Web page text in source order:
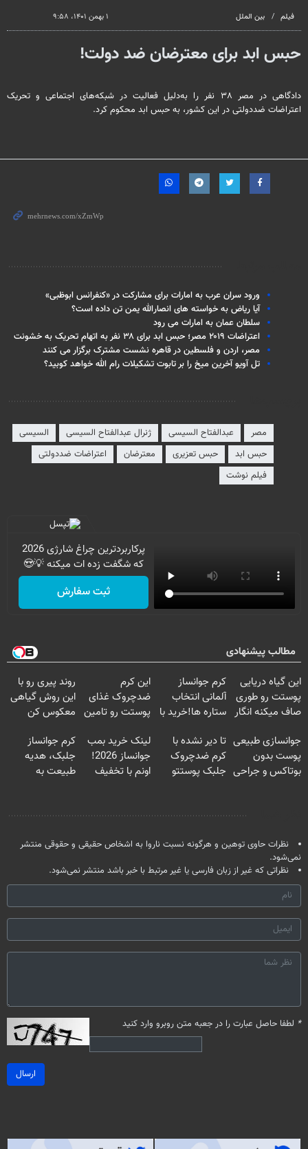
فیلم بین الملل ۱ بهمن ۱۴۰۱، ۹:۵۸
حبس ابد برای معترضان ضد دولت!
دادگاهی در مصر ۳۸ نفر را به‌دلیل فعالیت در شبکه‌های اجتماعی و تحریک
اعتراضات ضددولتی در این کشور، به حبس ابد محکوم کرد.
ورود سران عرب به امارات برای مشارکت در «کنفرانس ابوظبی»
آیا ریاض به خواسته های انصارالله یمن تن داده است؟
سلطان عمان به امارات می رود
اعتراضات ۲۰۱۹ مصر؛ حبس ابد برای ۳۸ نفر به اتهام تحریک به خشونت
مصر، اردن و فلسطین در قاهره نشست مشترک برگزار می کنند
تل آویو آخرین میخ را بر تابوت تشکیلات رام الله خواهد کوبید؟
مصر عبدالفتاح السیسی ژنرال عبدالفتاح السیسی
السیسی
حبس ابد
حبس تعزیری معترضان
اعتراضات ضددولتی
فیلم‌ نوشت
پرکاربردترین چراغ شارژی 2026
که شگفت زده ات میکنه 💡😍
ثبت سفارش
مطالب پیشنهادی
این گیاه دریایی
پوستت رو طوری
صاف میکنه انگار
شدی🔥
کرم جوانساز
آلمانی انتخاب
ستاره ها!خرید با
این کرم
ضدچروک غذای
پوستت رو تامین
40%تخفیف)
روند پیری رو با
این روش گیاهی
معکوس کن
جوانسازی طبیعی
پوست بدون
بوتاکس و جراحی
تا دیر نشده با
کرم ضدچروک
جلبک پوستتو
لینک خرید بمب
جوانساز 2026!
اونم با تخفیف
کرم جوانساز
جلبک، هدیه
طبیعت به
نظرات حاوی توهین و هرگونه نسبت ناروا به اشخاص حقیقی و حقوقی منتشر
نمی‌شود.
نظراتی که غیر از زبان فارسی یا غیر مرتبط با خبر باشد منتشر نمی‌شود.
* لطفا حاصل عبارت را در جعبه متن روبرو وارد کنید
ارسال